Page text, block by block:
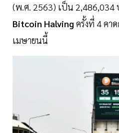
(พ.ศ. 2563) เป็น 2,486,034
Bitcoin Halving ครั้งที่ 4 คา
เมษายนนี้